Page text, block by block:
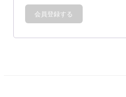
会員登録する